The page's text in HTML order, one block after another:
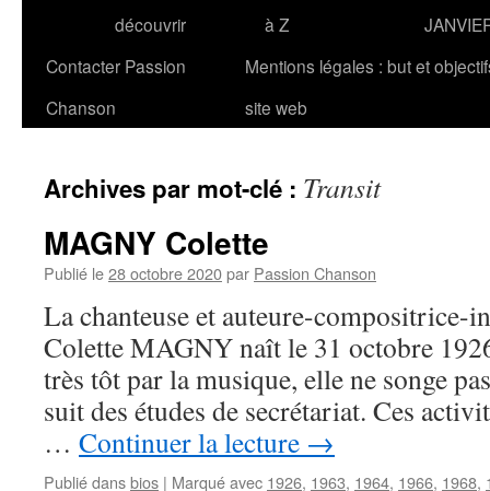
découvrir
à Z
Contacter Passion
Chanson
Mentions légales : but et
site web
Archives par mot-clé : Transit
MAGNY Colette
Publié le28 octobre 2020par Passion Chanson
La chanteuse et auteure-compositrice-
Colette MAGNY naît le 31 octobre
très tôt par la musique, elle ne songe
suit des études de secrétariat. Ces
… Continuer la lecture →
Publié dansbios | Marqué avec 1926, 1963, 1964, 1966, 1968,